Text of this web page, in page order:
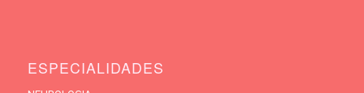
ESPECIALIDADES